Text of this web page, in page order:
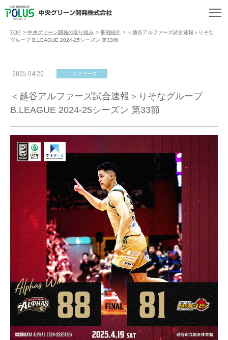
TOP > 中央グリーン開発の取り組み > 事例紹介 > ＜越谷アルファーズ試合速報＞りそな
グループ B.LEAGUE 2024-25シーズン 第33節
2025.04.20 アルファーズ
＜越谷アルファーズ試合速報＞りそなグループ
B.LEAGUE 2024-25シーズン 第33節